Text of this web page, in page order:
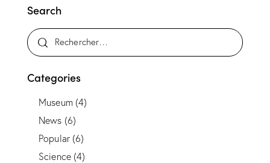
Search
Categories
Museum(4)
News (6)
Popular(6)
Science(4)